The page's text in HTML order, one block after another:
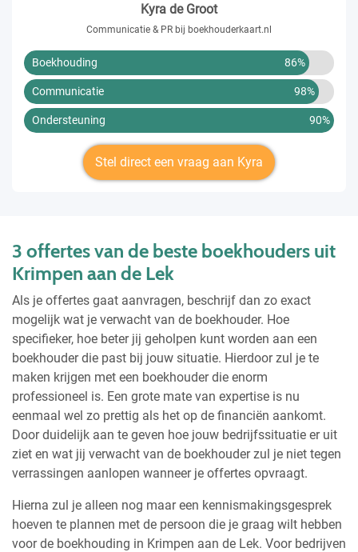
Kyra de Groot
Communicatie & PR bij boekhouderkaart.nl
Boekhouding 86%
Communicatie 98%
Ondersteuning 90%
Stel direct een vraag aan Kyra
3 offertes van de beste boekhouders uit
Krimpen aan de Lek
Als je offertes gaat aanvragen, beschrijf dan zo exact
mogelijk wat je verwacht van de boekhouder. Hoe
specifieker, hoe beter jij geholpen kunt worden aan een
boekhouder die past bij jouw situatie. Hierdoor zul je te
maken krijgen met een boekhouder die enorm
professioneel is. Een grote mate van expertise is nu
eenmaal wel zo prettig als het op de financiën aankomt.
Door duidelijk aan te geven hoe jouw bedrijfssituatie er uit
ziet en wat jij verwacht van de boekhouder zul je niet tegen
verrassingen aanlopen wanneer je offertes opvraagt.
Hierna zul je alleen nog maar een kennismakingsgesprek
hoeven te plannen met de persoon die je graag wilt hebben
voor de boekhouding in Krimpen aan de Lek. Voor bedrijven